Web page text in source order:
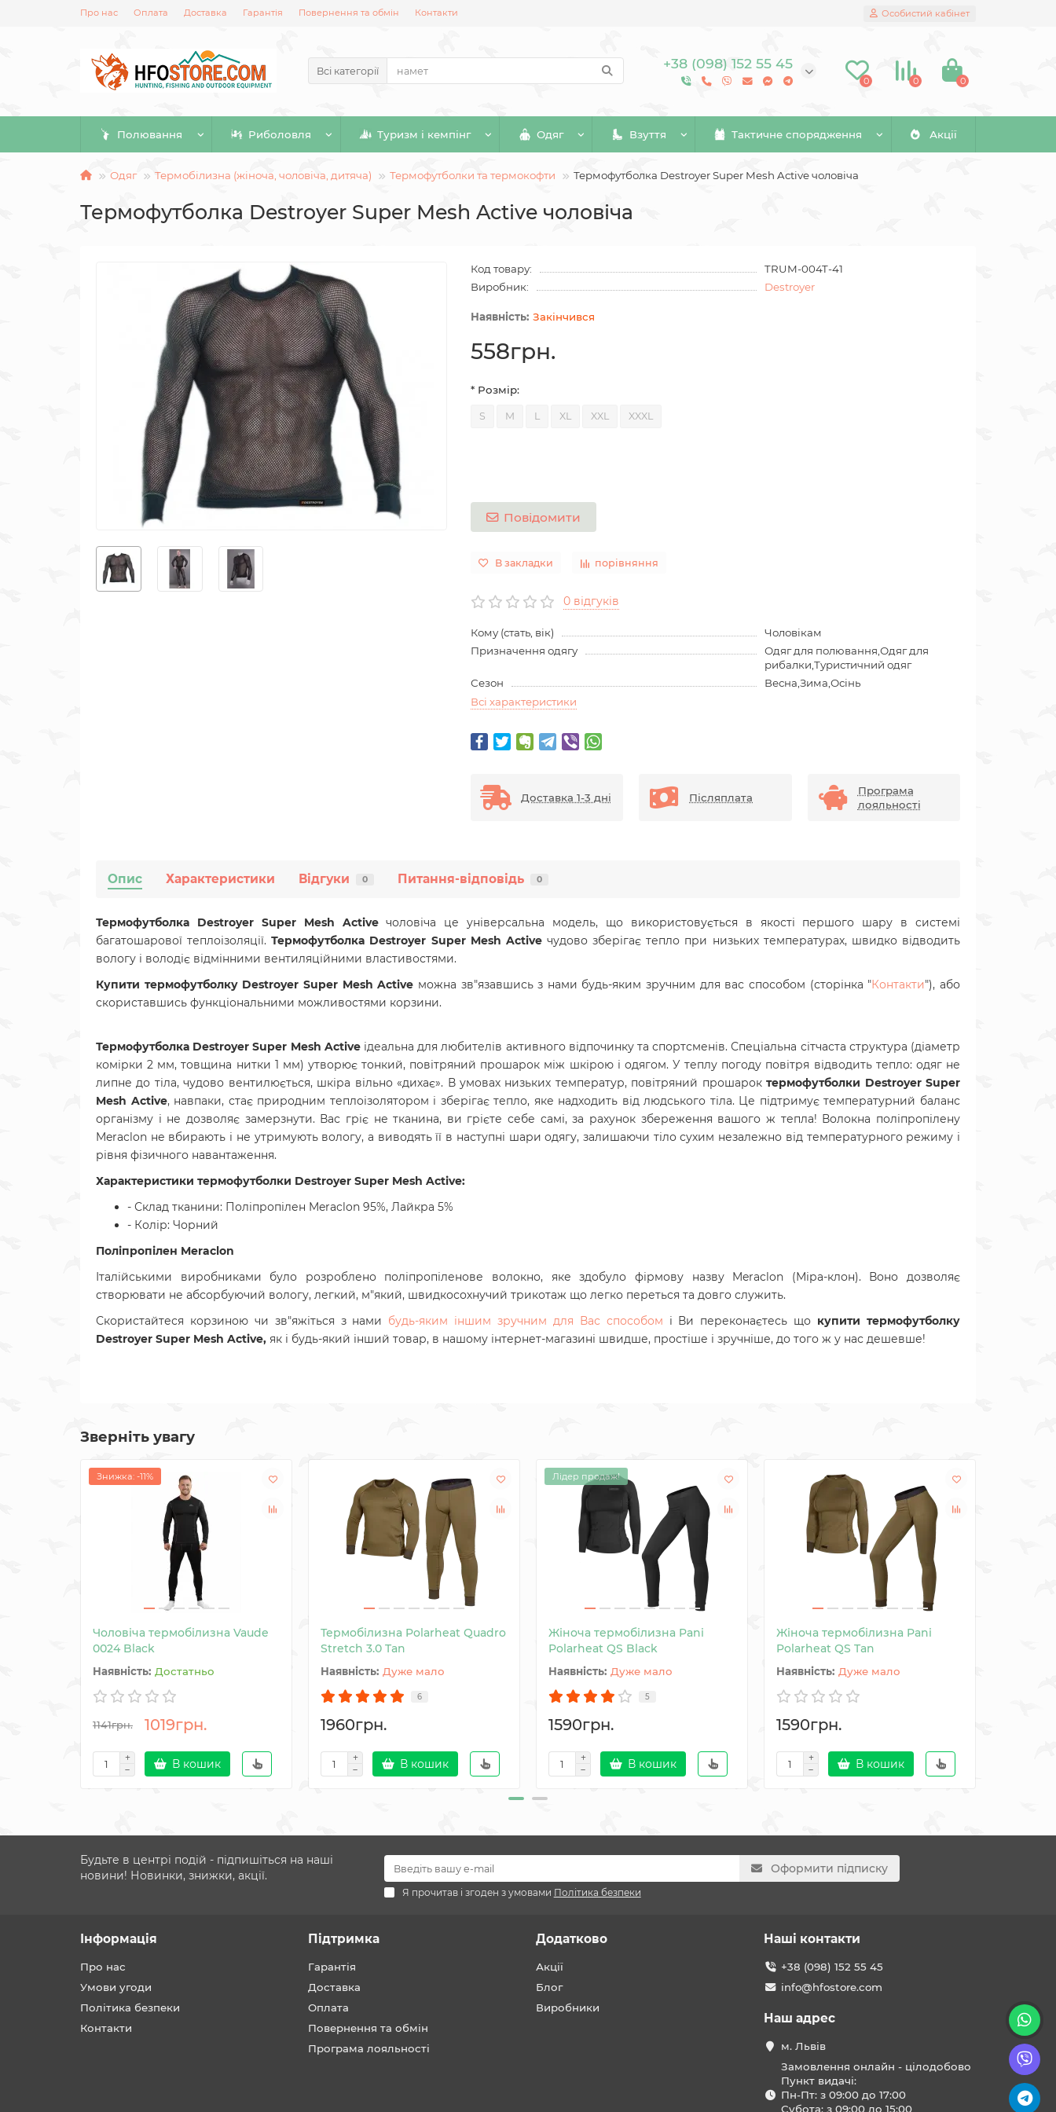
Про нас Оплата Доставка Гарантія Повернення та обмін Контакти Особистий кабінет
Всі категорії +38 (098) 152 55 45
0 0 0
Полювання Риболовля Туризм і кемпінг Одяг Взуття Тактичне спорядження Акції
Одяг Термобілизна (жіноча, чоловіча, дитяча) Термофутболки та термокофти Термофутболка Destroyer Super Mesh Active чоловіча
Термофутболка Destroyer Super Mesh Active чоловіча
Код товару:
TRUM-004T-41
Виробник:
Destroyer
Закінчився
558грн.
* Розмір:
S M L XL XXL XXXL
Повідомити
В закладки порівняння
0 відгуків
Кому (стать, вік)
Чоловікам
Призначення одягу
Одяг для полювання,Одяг для
рибалки,Туристичний одяг
Сезон
Весна,Зима,Осінь
Всі характеристики
Доставка 1-3 дні Післяплата
Програма
лояльності
Опис Характеристики Відгуки 0 Питання-відповідь 0
Термофутболка Destroyer Super Mesh Activeчоловіча це універсальна модель, що використовується в якості першого шару в системі
багатошарової теплоізоляції.Термофутболка Destroyer Super Mesh Activeчудово зберігає тепло при низьких температурах, швидко відводить
вологу і володіє відмінними вентиляційними властивостями.
Купити термофутболку Destroyer Super Mesh Active можна зв"язавшись з нами будь-яким зручним для вас способом (сторінка "Контакти"), або
скориставшись функціональними можливостями корзини.
Термофутболка Destroyer Super Mesh Activeідеальна для любителів активного відпочинку та спортсменів. Спеціальна сітчаста структура (діаметр
комірки 2 мм, товщина нитки 1 мм) утворює тонкий, повітряний прошарок між шкірою і одягом. У теплу погоду повітря відводить тепло: одяг не
липне до тіла, чудово вентилюється, шкіра вільно «дихає». В умовах низьких температур, повітряний прошароктермофутболки Destroyer Super
Mesh Active, навпаки, стає природним теплоізолятором і зберігає тепло, яке надходить від людського тіла. Це підтримує температурний баланс
організму і не дозволяє замерзнути. Вас гріє не тканина, ви грієте себе самі, за рахунок збереження вашого ж тепла! Волокна поліпропілену
Meraclon не вбирають і не утримують вологу, а виводять її в наступні шари одягу, залишаючи тіло сухим незалежно від температурного режиму і
рівня фізичного навантаження.
Характеристики термофутболки Destroyer Super Mesh Active:
- Склад тканини: Поліпропілен Meraclon 95%, Лайкра 5%
- Колір: Чорний
Поліпропілен Meraclon
Італійськими виробниками було розроблено поліпропіленове волокно, яке здобуло фірмову назву Meraclon (Міра-клон). Воно дозволяє
створювати не абсорбуючий вологу, легкий, м"який, швидкосохнучий трикотаж що легко переться та довго служить.
Скористайтеся корзиною чи зв"яжіться з нами будь-яким іншим зручним для Вас способом і Ви переконаєтесь що купити термофутболку
Destroyer Super Mesh Active, як і будь-який інший товар, в нашому інтернет-магазині швидше, простіше і зручніше, до того ж у нас дешевше!
Зверніть увагу
Знижка: -11%
Чоловіча термобілизна Vaude
0024 Black
Достатньо
1141грн. 1019грн.
В кошик
Термобілизна Polarheat Quadro
Stretch 3.0 Tan
Дуже мало
6
1960грн.
В кошик
Лідер продаж!
Жіноча термобілизна Pani
Polarheat QS Black
Дуже мало
5
1590грн.
В кошик
Жіноча термобілизна Pani
Polarheat QS Tan
Дуже мало
1590грн.
В кошик
Будьте в центрі подій - підпишіться на наші
новини! Новинки, знижки, акції.
Оформити підписку
Я прочитав і згоден з умовами Політика безпеки
Інформація
Про нас
Умови угоди
Політика безпеки
Контакти
Підтримка
Гарантія
Доставка
Оплата
Повернення та обмін
Програма лояльності
Додатково
Акції
Блог
Виробники
Наші контакти
+38 (098) 152 55 45
info@hfostore.com
Наш адрес
м. Львів
Замовлення онлайн - цілодобово
Пункт видачі:
Пн-Пт: з 09:00 до 17:00
Субота: з 09:00 до 15:00